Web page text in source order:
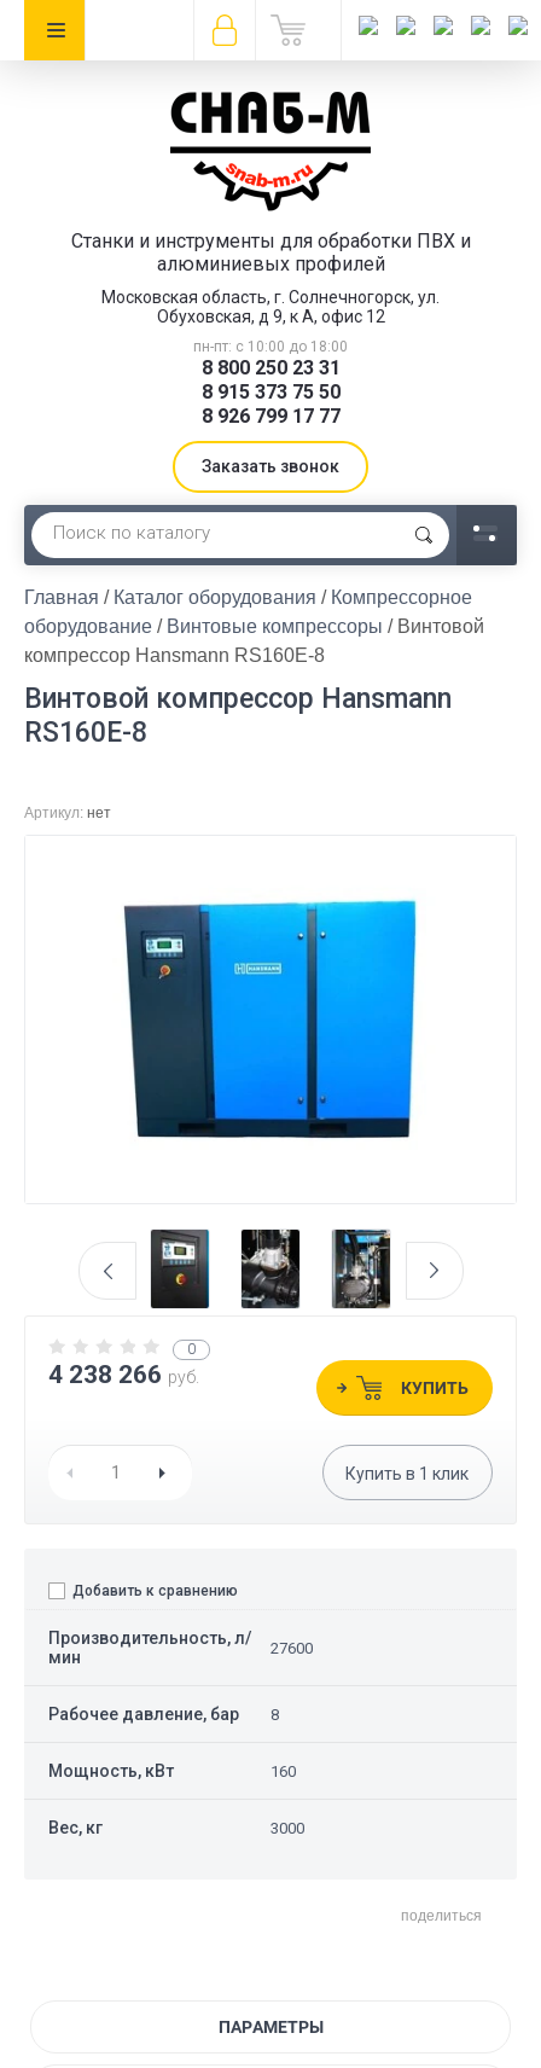
Наш адрес Связаться с нами
Станки и инструменты для обработки ПВХ и
алюминиевых профилей
Московская область, г. Солнечногорск, ул.
Обуховская, д 9, к А, офис 12
пн-пт: с 10:00 до 18:00
8 800 250 23 31
8 915 373 75 50
8 926 799 17 77
Заказать звонок
Главная / Каталог оборудования / Компрессорное
оборудование / Винтовые компрессоры / Винтовой
компрессор Hansmann RS160Е-8
Винтовой компрессор Hansmann
RS160Е-8
Артикул: нет
0
4 238 266 руб.
КУПИТЬ
Купить в 1 клик
Добавить к сравнению
Производительность, л/
мин
27600
Рабочее давление, бар 8
Мощность, кВт 160
Вес, кг 3000
поделиться
ПАРАМЕТРЫ